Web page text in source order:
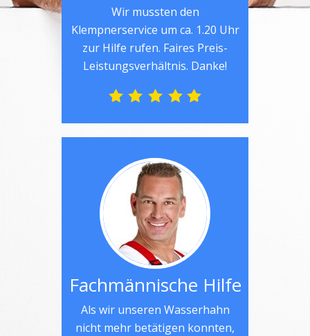
Wir mussten den
Klempnerservice um ca. 1.20 Uhr
zur Hilfe rufen. Faires Preis-
Leistungsverhältnis. Danke!
Fachmännische Hilfe
Als wir unseren Wasserhahn
nicht mehr betätigen konnten,